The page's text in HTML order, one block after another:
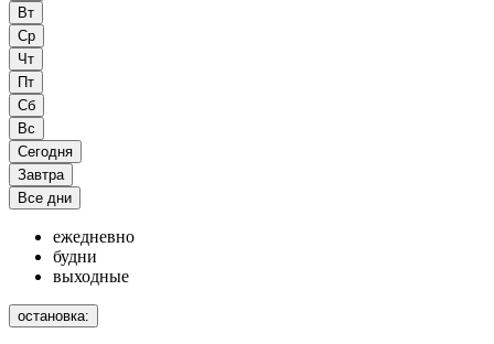
Вт
Ср
Чт
Пт
Сб
Вс
Сегодня
Завтра
Все дни
ежедневно
будни
выходные
остановка: